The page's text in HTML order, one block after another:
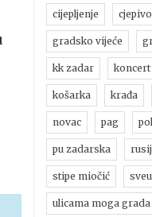
cijepljenje cjepivo
gradsko vijeće
kk zadar koncert
košarka krađa
novac pag
pu zadarska
stipe miočić
ulicama moga grada